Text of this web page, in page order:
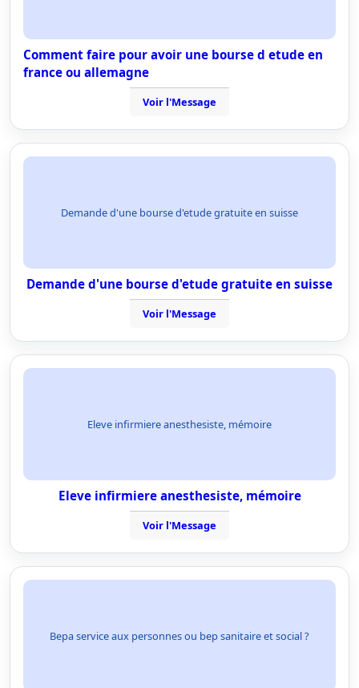
Comment faire pour avoir une bourse d etude en
france ou allemagne
Voir l'Message
Demande d'une bourse d'etude gratuite en suisse
Demande d'une bourse d'etude gratuite en suisse
Voir l'Message
Eleve infirmiere anesthesiste, mémoire
Eleve infirmiere anesthesiste, mémoire
Voir l'Message
Bepa service aux personnes ou bep sanitaire et social ?